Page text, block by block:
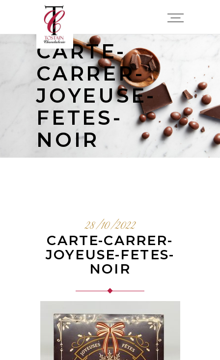
CARTE-
CARRER-
JOYEUSE-
FETES-
NOIR
28/10/2022
CARTE-CARRER-
JOYEUSE-FETES-
NOIR